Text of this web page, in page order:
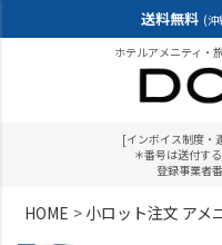
送料無料 (沖
ホテルアメニティ・
[インボイス制度・
＊番号は送付す
登録事業者
HOME 小ロット注文 アメ